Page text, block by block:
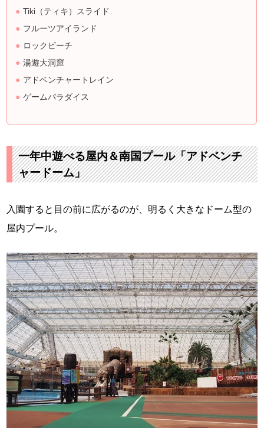
Tiki（ティキ）スライド
フルーツアイランド
ロックビーチ
湯遊大洞窟
アドベンチャートレイン
ゲームパラダイス
一年中遊べる屋内＆南国プール「アドベンチ
ャードーム」
入園すると目の前に広がるのが、明るく大きなドーム型の
屋内プール。